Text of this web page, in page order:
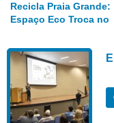
Recicla Praia Grande:
Espaço Eco Troca no